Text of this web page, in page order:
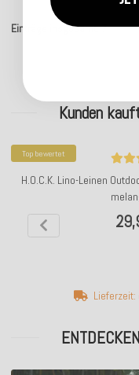
Einträge insgesamt: 7
Kunden
Top bewertet
H.O.C.K. Lino-Leinen
Lieferzeit: